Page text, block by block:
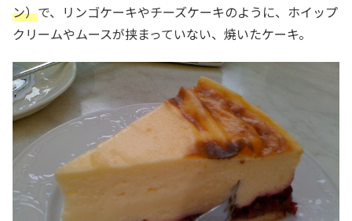
ン）で、リンゴケーキやチーズケーキのように、ホイップ
クリームやムースが挟まっていない、焼いたケーキ。